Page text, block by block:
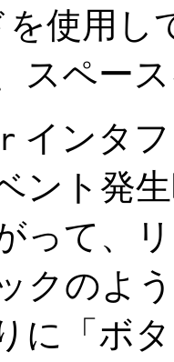
使用し
スペー
インタ
ント発
って、
クのよ
に「ボ